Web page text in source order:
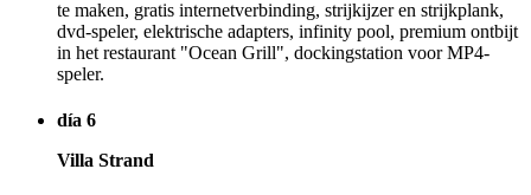
te maken, gratis internetverbinding, strijkijzer en strijkplank,
dvd-speler, elektrische adapters, infinity pool, premium ontbijt
in het restaurant "Ocean Grill", dockingstation voor MP4-
speler.
día 6
Villa Strand